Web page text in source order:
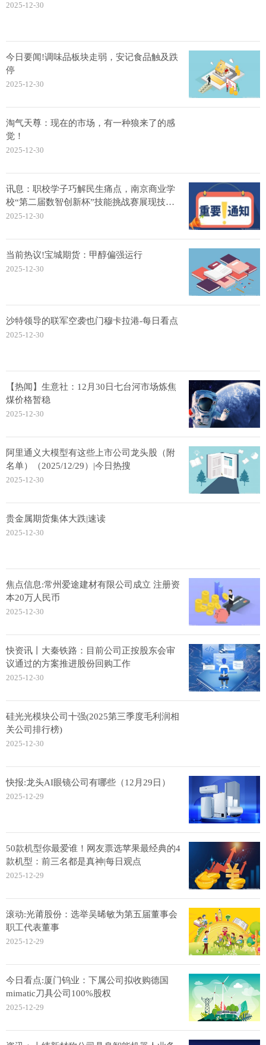
2025-12-30
今日要闻!调味品板块走弱，安记食品触及跌
停
2025-12-30
淘气天尊：现在的市场，有一种狼来了的感
觉！
2025-12-30
讯息：职校学子巧解民生痛点，南京商业学
校“第二届数智创新杯”技能挑战赛展现技术
温度
2025-12-30
当前热议!宝城期货：甲醇偏强运行
2025-12-30
沙特领导的联军空袭也门穆卡拉港-每日看点
2025-12-30
【热闻】生意社：12月30日七台河市场炼焦
煤价格暂稳
2025-12-30
阿里通义大模型有这些上市公司龙头股（附
名单）（2025/12/29）|今日热搜
2025-12-30
贵金属期货集体大跌|速读
2025-12-30
焦点信息:常州爱途建材有限公司成立 注册资
本20万人民币
2025-12-30
快资讯丨大秦铁路：目前公司正按股东会审
议通过的方案推进股份回购工作
2025-12-30
硅光光模块公司十强(2025第三季度毛利润相
关公司排行榜)
2025-12-30
快报:龙头AI眼镜公司有哪些（12月29日）
2025-12-29
50款机型你最爱谁！网友票选苹果最经典的4
款机型：前三名都是真神|每日观点
2025-12-29
滚动:光莆股份：选举吴晞敏为第五届董事会
职工代表董事
2025-12-29
今日看点:厦门钨业：下属公司拟收购德国
mimatic刀具公司100%股权
2025-12-29